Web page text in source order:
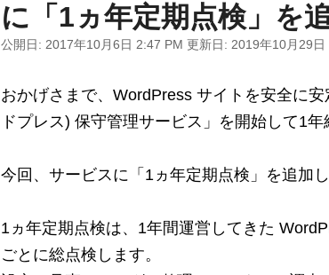
に「1ヵ年定期点検」を
公開日: 2017年10月6日 2:47 PM 更新日: 2019年10月29日
おかげさまで、WordPress サイトを安全に
ドプレス) 保守管理サービス」を開始して1年
今回、サービスに「1ヵ年定期点検」を追加し
1ヵ年定期点検は、1年間運営してきた
ごとに総点検します。